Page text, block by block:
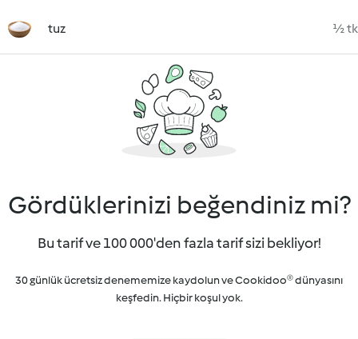
tuz ½ tk
Gördüklerinizi beğendiniz mi?
Bu tarif ve 100 000'den fazla tarif sizi bekliyor!
30 günlük ücretsiz denememize kaydolun ve Cookidoo® dünyasını
keşfedin. Hiçbir koşul yok.